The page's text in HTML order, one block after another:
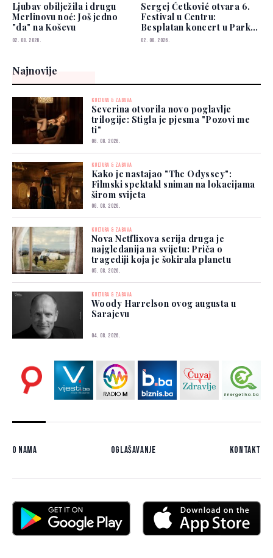
Ljubav obilježila i drugu
Merlinovu noć: Još jedno
"da" na Koševu
02. 08. 2026.
Sergej Ćetković otvara 6.
Festival u Centru:
Besplatan koncert u Parku
Hastahana
02. 08. 2026.
Najnovije
KULTURA & ZABAVA
Severina otvorila novo poglavlje
trilogije: Stigla je pjesma "Pozovi me
ti"
06. 08. 2026.
KULTURA & ZABAVA
Kako je nastajao "The Odyssey":
Filmski spektakl sniman na lokacijama
širom svijeta
06. 08. 2026.
KULTURA & ZABAVA
Nova Netflixova serija druga je
najgledanija na svijetu: Priča o
tragediji koja je šokirala planetu
05. 08. 2026.
KULTURA & ZABAVA
Woody Harrelson ovog augusta u
Sarajevu
04. 08. 2026.
O nama Oglašavanje Kontakt